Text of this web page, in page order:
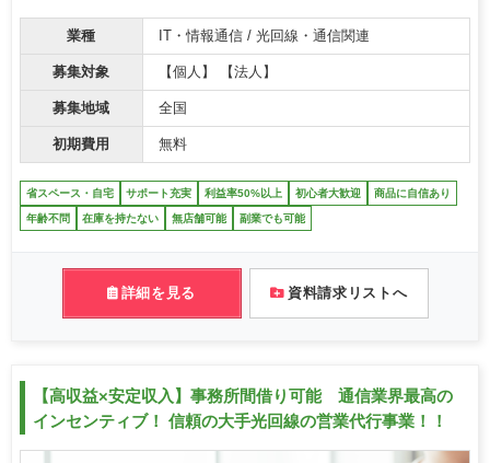
業種 IT・情報通信 / 光回線・通信関連
募集対象 【個人】 【法人】
募集地域 全国
初期費用 無料
省スペース・自宅 サポート充実 利益率50%以上 初心者大歓迎 商品に自信あり
年齢不問 在庫を持たない 無店舗可能 副業でも可能
詳細を見る 資料請求リストへ
【高収益×安定収入】事務所間借り可能 通信業界最高の
インセンティブ！ 信頼の大手光回線の営業代行事業！！